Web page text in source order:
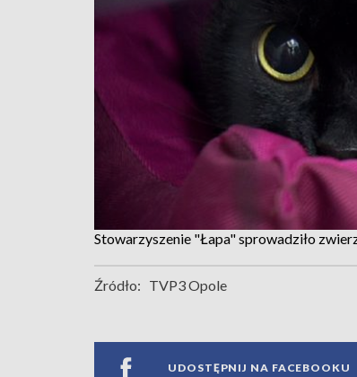
Stowarzyszenie "Łapa" sprowadziło
Źródło: TVP3 Opole
UDOSTĘPNIJ NA FACEBOOKU